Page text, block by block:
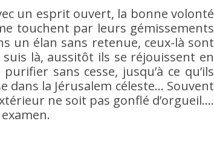
un esprit ouvert, la bonne volonté
touchent par leurs gémissements
un élan sans retenue, ceux-là sont
là, aussitôt ils se réjouissent en
sans cesse, jusqu’à ce qu’ils
dans la Jérusalem céleste… Souvent
ne soit pas gonflé d’orgueil….